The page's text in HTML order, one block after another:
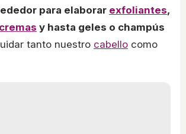
para elaborar exfoliantes,
cremas y hasta geles o champús
tanto nuestro cabello como